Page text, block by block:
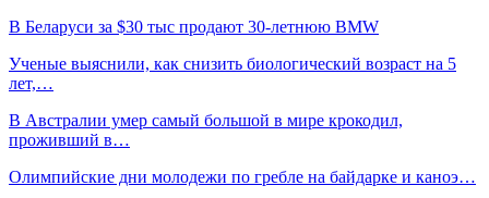
В Беларуси за $30 тыс продают 30-летнюю BMW
Ученые выяснили, как снизить биологический возраст на 5
лет,…
В Австралии умер самый большой в мире крокодил,
проживший в…
Олимпийские дни молодежи по гребле на байдарке и каноэ…